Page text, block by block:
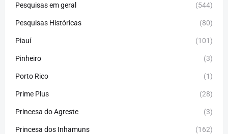
Pesquisas em geral (544)
Pesquisas Históricas (80)
Piauí (101)
Pinheiro (3)
Porto Rico (1)
Prime Plus (28)
Princesa do Agreste (3)
Princesa dos Inhamuns (162)